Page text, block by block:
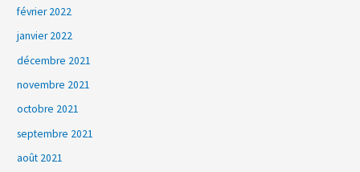
février 2022
janvier 2022
décembre 2021
novembre 2021
octobre 2021
septembre 2021
août 2021